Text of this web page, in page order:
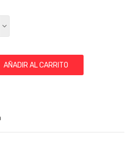
AÑADIR AL CARRITO